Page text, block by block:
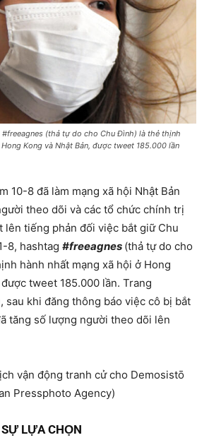
#freeagnes (thả tự do cho Chu Đình) là thẻ thịnh
Kong và Nhật Bản, được tweet 185.000 lần
10-8 đã làm mạng xã hội Nhật Bản
theo dõi và các tổ chức chính trị
lên tiếng phản đối việc bắt giữ Chu
8, hashtag #freeagnes (thả tự do cho
hành nhất mạng xã hội ở Hong
tweet 185.000 lần. Trang
sau khi đăng thông báo việc cô bị bắt
tăng số lượng người theo dõi lên
vận động tranh cử cho Demosistō
Pressphoto Agency)
LỰA CHỌN